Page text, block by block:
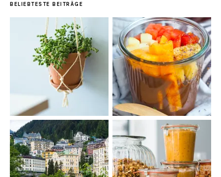
BELIEBTESTE BEITRÄGE